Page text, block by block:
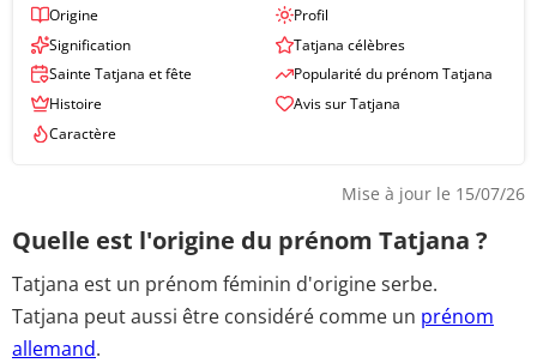
Origine
Signification
Sainte Tatjana et fête
Histoire
Caractère
Profil
Tatjana célèbres
Popularité du prénom Tatjana
Avis sur Tatjana
Mise à jour le 15/07/26
Quelle est l'origine du prénom Tatjana ?
Tatjana est un prénom féminin d'origine serbe.
Tatjana peut aussi être considéré comme un prénom
allemand.